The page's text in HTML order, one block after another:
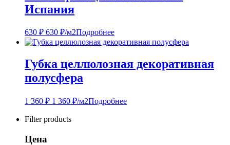
Испания
630 ₽ 630 ₽/м2Подробнее
Губка целлюлозная декоративная
полусфера
1 360 ₽ 1 360 ₽/м2Подробнее
Filter products
Цена